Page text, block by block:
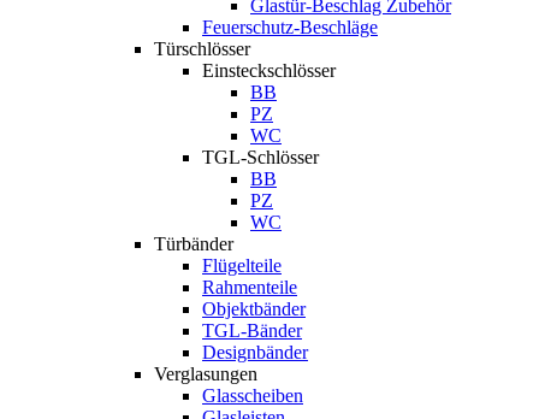
Glastür-Beschlag Zubehör
Feuerschutz-Beschläge
Türschlösser
Einsteckschlösser
BB
PZ
WC
TGL-Schlösser
BB
PZ
WC
Türbänder
Flügelteile
Rahmenteile
Objektbänder
TGL-Bänder
Designbänder
Verglasungen
Glasscheiben